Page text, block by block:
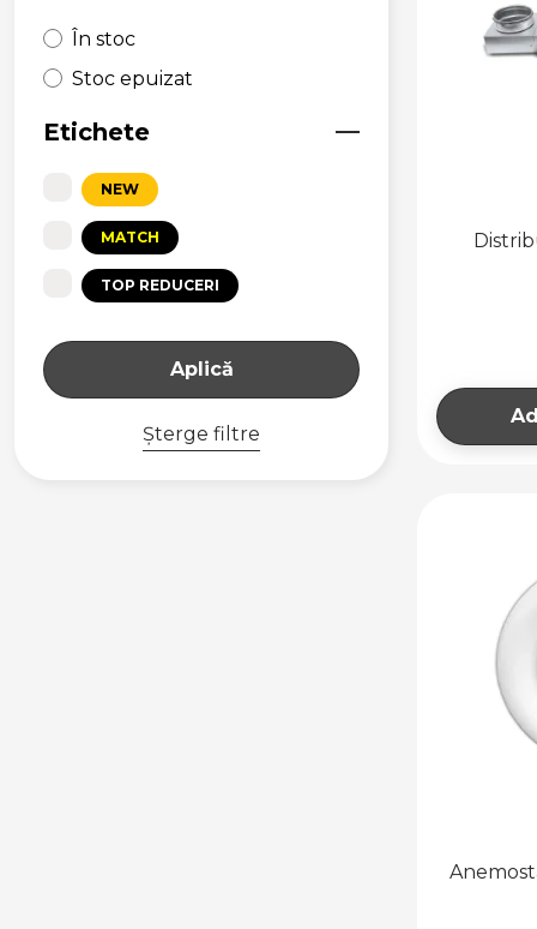
În stoc
Stoc epuizat
Etichete
NEW
MATCH
TOP REDUCERI
Aplică
Șterge filtre